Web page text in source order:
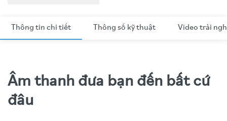
Thông tin chi tiết Thông số kỹ thuật Video trải
Âm thanh đưa bạn đến bất cứ
đâu